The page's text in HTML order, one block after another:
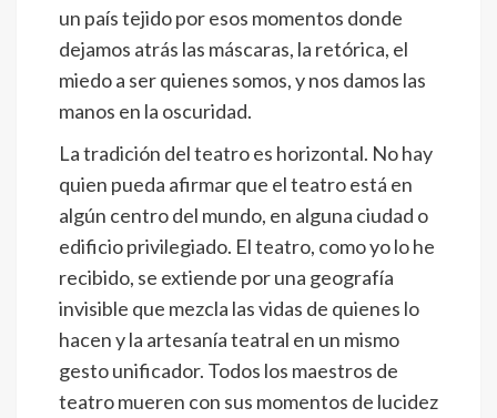
un país tejido por esos momentos donde
dejamos atrás las máscaras, la retórica, el
miedo a ser quienes somos, y nos damos las
manos en la oscuridad.
La tradición del teatro es horizontal. No hay
quien pueda afirmar que el teatro está en
algún centro del mundo, en alguna ciudad o
edificio privilegiado. El teatro, como yo lo he
recibido, se extiende por una geografía
invisible que mezcla las vidas de quienes lo
hacen y la artesanía teatral en un mismo
gesto unificador. Todos los maestros de
teatro mueren con sus momentos de lucidez